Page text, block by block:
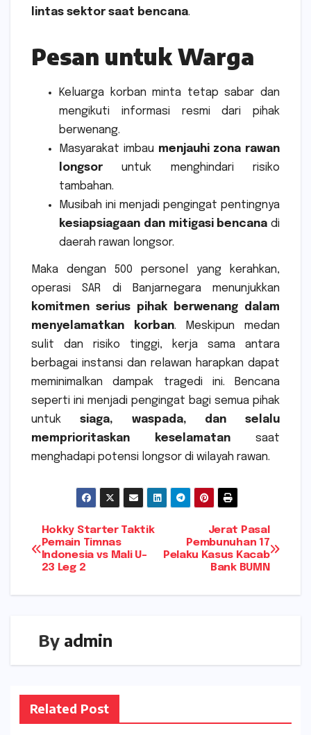
lintas sektor saat bencana.
Pesan untuk Warga
Keluarga korban minta tetap sabar dan
mengikuti informasi resmi dari pihak
berwenang.
Masyarakat imbau menjauhi zona rawan
longsor untuk menghindari risiko
tambahan.
Musibah ini menjadi pengingat pentingnya
kesiapsiagaan dan mitigasi bencana di
daerah rawan longsor.
Maka dengan 500 personel yang kerahkan,
operasi SAR di Banjarnegara menunjukkan
komitmen serius pihak berwenang dalam
menyelamatkan korban. Meskipun medan
sulit dan risiko tinggi, kerja sama antara
berbagai instansi dan relawan harapkan dapat
meminimalkan dampak tragedi ini. Bencana
seperti ini menjadi pengingat bagi semua pihak
untuk siaga, waspada, dan selalu
memprioritaskan keselamatan saat
menghadapi potensi longsor di wilayah rawan.
Navigasi
pos
Jerat Pasal
Pembunuhan 17
Pelaku Kasus Kacab
Bank BUMN
Hokky Starter Taktik
Pemain Timnas
Indonesia vs Mali U-
23 Leg 2
By admin
Related Post